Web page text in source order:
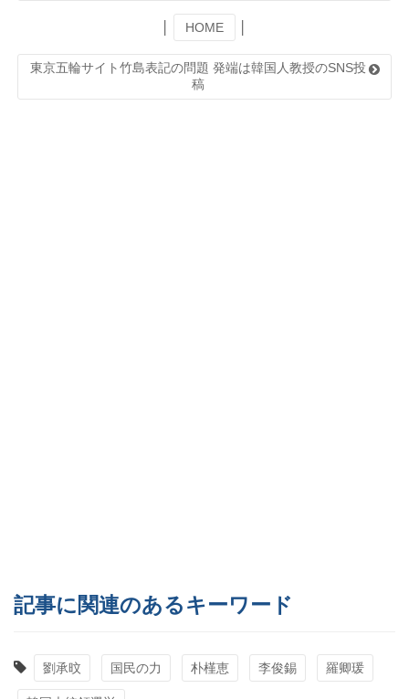
HOME
東京五輪サイト竹島表記の問題 発端は韓国人教授のSNS投
稿
記事に関連のあるキーワード
劉承旼 国民の力 朴槿恵 李俊錫 羅卿瑗